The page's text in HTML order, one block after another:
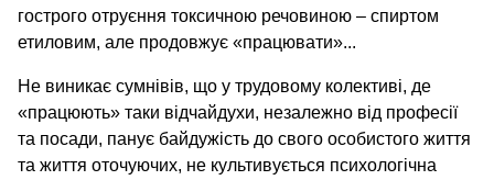
гострого отруєння токсичною речовиною – спиртом
етиловим, але продовжує «працювати»...
Не виникає сумнівів, що у трудовому колективі, де
«працюють» таки відчайдухи, незалежно від професії
та посади, панує байдужість до свого особистого життя
та життя оточуючих, не культивується психологічна